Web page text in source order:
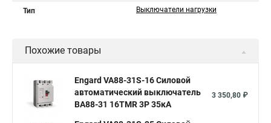
Тип Выключатели нагрузки
Похожие товары
Engard VA88-31S-16 Силовой
автоматический выключатель
ВА88-31 16TMR 3P 35кА
3 350,80 ₽